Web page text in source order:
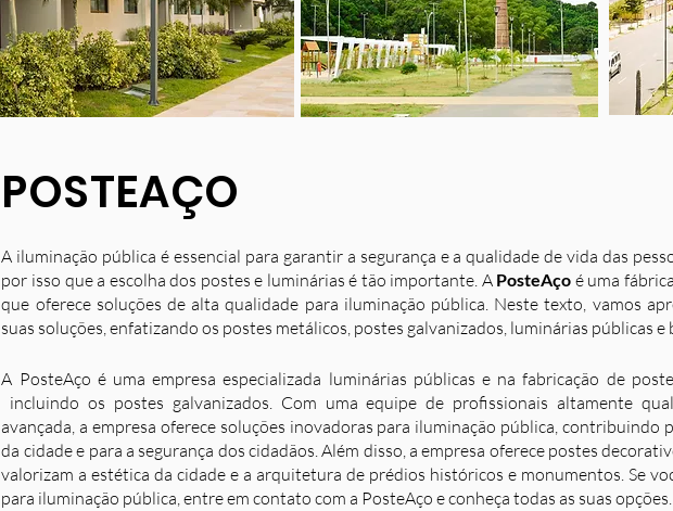
POSTEAÇO
A iluminação pública é essencial para garantir a segurança e a qualidade de vida das
por isso que a escolha dos postes e luminárias é tão importante. A PosteAço é uma
que oferece soluções de alta qualidade para iluminação pública. Neste texto, vamos
suas soluções, enfatizando os postes metálicos, postes galvanizados, luminárias públicas e
A PosteAço é uma empresa especializada luminárias públicas e na fabricação de
incluindo os postes galvanizados. Com uma equipe de profissionais altamente
avançada, a empresa oferece soluções inovadoras para iluminação pública, contribuindo
da cidade e para a segurança dos cidadãos. Além disso, a empresa oferece postes
valorizam a estética da cidade e a arquitetura de prédios históricos e monumentos. Se
para iluminação pública, entre em contato com a PosteAço e conheça todas as suas opções.